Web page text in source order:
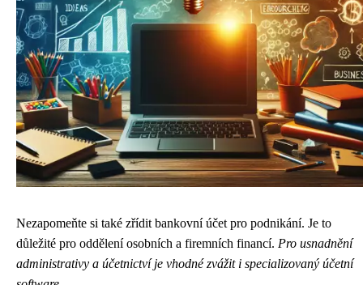
Nezapomeňte si také zřídit bankovní účet pro podnikání. Je to
důležité pro oddělení osobních a firemních financí. Pro usnadnění
administrativy a účetnictví je vhodné zvážit i specializovaný účetní